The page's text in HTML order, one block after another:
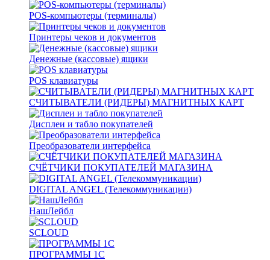
POS-компьютеры (терминалы)
Принтеры чеков и документов
Денежные (кассовые) ящики
POS клавиатуры
СЧИТЫВАТЕЛИ (РИДЕРЫ) МАГНИТНЫХ КАРТ
Дисплеи и табло покупателей
Преобразователи интерфейса
СЧЁТЧИКИ ПОКУПАТЕЛЕЙ МАГАЗИНА
DIGITAL ANGEL (Телекоммуникации)
НашЛейбл
SCLOUD
ПРОГРАММЫ 1С